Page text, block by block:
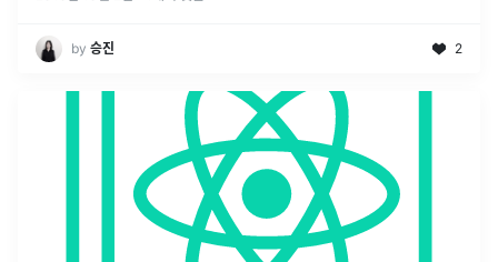
by 승진 2